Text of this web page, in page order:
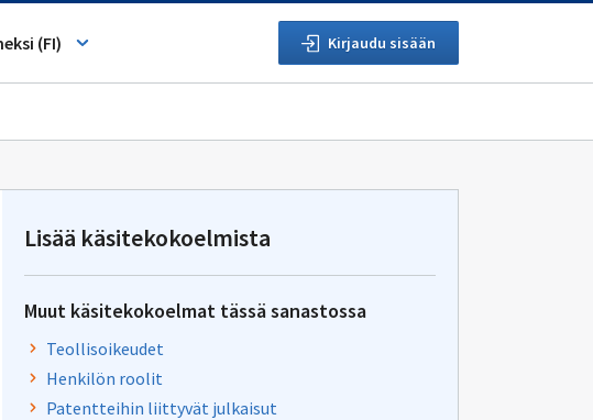
(FI) Kirjaudu sisään
Lisää käsitekokoelmista
Muut käsitekokoelmat tässä sanastossa
Teollisoikeudet
Henkilön roolit
Patentteihin liittyvät julkaisut